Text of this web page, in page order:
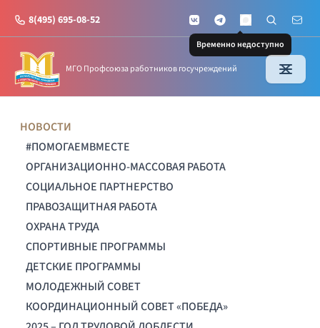
8(495) 695-08-52 VKontakteTelegramMAX
Временно недоступно
Поиск по
Почта
МГО Профсоюза работников госучреждений
НОВОСТИ
#ПОМОГАЕМВМЕСТЕ
ОРГАНИЗАЦИОННО-МАССОВАЯ РАБОТА
СОЦИАЛЬНОЕ ПАРТНЕРСТВО
ПРАВОЗАЩИТНАЯ РАБОТА
ОХРАНА ТРУДА
СПОРТИВНЫЕ ПРОГРАММЫ
ДЕТСКИЕ ПРОГРАММЫ
МОЛОДЕЖНЫЙ СОВЕТ
КООРДИНАЦИОННЫЙ СОВЕТ «ПОБЕДА»